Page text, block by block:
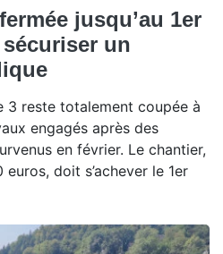
jusqu’au 1er
un
3 reste totalement coupée à
engagés après des
en février. Le chantier,
doit s’achever le 1er